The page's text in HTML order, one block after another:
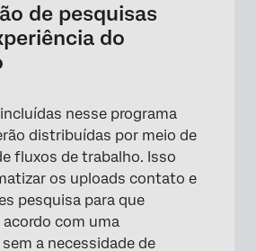
de pesquisas
do
nesse programa
distribuídas por meio de
fluxos de trabalho. Isso
os uploads contato e
pesquisa para que
com uma
a necessidade de